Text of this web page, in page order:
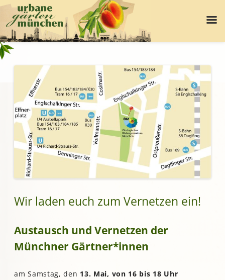
Wir laden euch zum Vernetzen ein!
Austausch und Vernetzen der
Münchner Gärtner*innen
am Samstag, den 13. Mai, von 16 bis 18 Uhr